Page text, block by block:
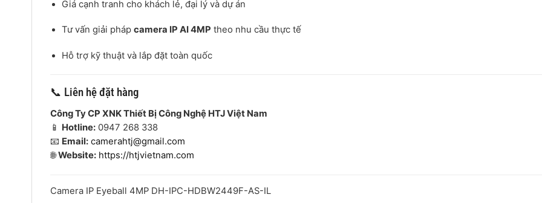
Giá cạnh tranh cho khách lẻ, đại lý và dự án
Tư vấn giải phápcamera IP AI 4MP theo nhu cầu thực tế
Hỗ trợ kỹ thuật và lắp đặt toàn quốc
📞 Liên hệ đặt hàng
Công Ty CP XNK Thiết Bị Công Nghệ HTJ Việt Nam
📱 Hotline: 0947 268 338
📧 Email: camerahtj@gmail.com
🌐Website: https://htjvietnam.com
Camera IP Eyeball 4MP DH-IPC-HDBW2449F-AS-IL